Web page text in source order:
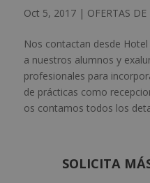
Oct 5, 2017| OFERTAS DE
Nos contactan desde
a nuestros alumnos y
profesionales para
de prácticas como
os contamos todos los
SOLICITA